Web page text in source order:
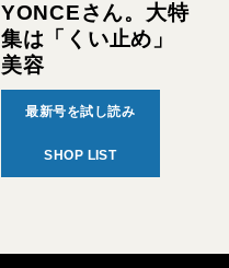
YONCEさん。大特
集は「くい止め」
美容
最新号を試し読み
SHOP LIST